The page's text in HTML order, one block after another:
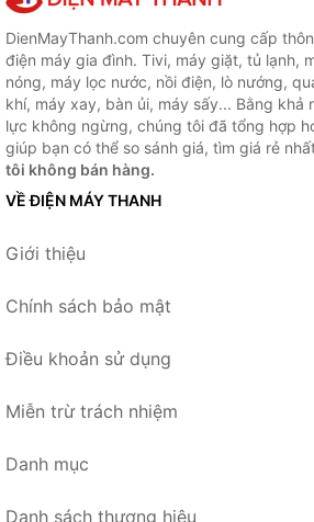
DienMayThanh.com chuyên cung cấp
điện máy gia đình. Tivi, máy giặt, tủ lạnh,
nóng, máy lọc nước, nồi điện, lò nướng,
khí, máy xay, bàn ủi, máy sấy... Bằng khả
lực không ngừng, chúng tôi đã tổng hợp
giúp bạn có thể so sánh giá, tìm giá rẻ
tôi không bán hàng.
VỀ ĐIỆN MÁY THANH
Giới thiệu
Chính sách bảo mật
Điều khoản sử dụng
Miễn trừ trách nhiệm
Danh mục
Danh sách thương hiệu